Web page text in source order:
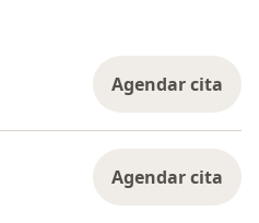
Agendar cita
Agendar cita